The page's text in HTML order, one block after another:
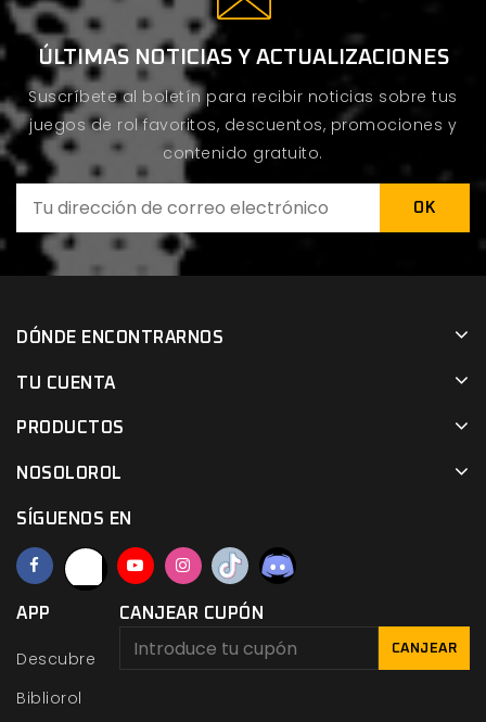
ÚLTIMAS NOTICIAS Y ACTUALIZACIONES
Suscríbete al boletín para recibir noticias sobre tus
juegos de rol favoritos, descuentos, promociones y
contenido gratuito.
DÓNDE ENCONTRARNOS
TU CUENTA
PRODUCTOS
NOSOLOROL
SÍGUENOS EN
APP
Descubre
Bibliorol
CANJEAR CUPÓN
CANJEAR